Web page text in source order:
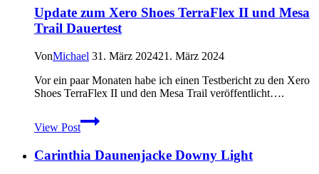
ml
Kochset
den
zwischendurch
Update zum Xero Shoes TerraFlex II und Mesa
Trail Dauertest
VonMichael 31. März 202421. März 2024
Vor ein paar Monaten habe ich einen Testbericht zu den Xero
Shoes TerraFlex II und den Mesa Trail veröffentlicht….
View Post
Update
zum
Shoes
Carinthia Daunenjacke Downy Light